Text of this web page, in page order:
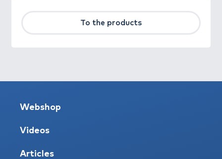
To the products
Webshop
Videos
Articles